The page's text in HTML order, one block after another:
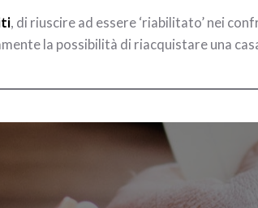
, di riuscire ad essere ‘riabilitato’ nei
la possibilità di riacquistare una